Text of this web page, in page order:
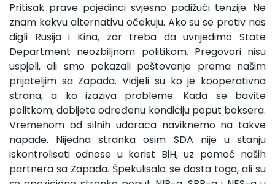
Pritisak prave pojedinci svjesno podižući tenzije. Ne
znam kakvu alternativu očekuju. Ako su se protiv nas
digli Rusija i Kina, zar treba da uvrijedimo State
Department neozbiljnom politikom. Pregovori nisu
uspjeli, ali smo pokazali poštovanje prema našim
prijateljim sa Zapada. Vidjeli su ko je kooperativna
strana, a ko izaziva probleme. Kada se bavite
politkom, dobijete određenu kondiciju poput boksera.
Vremenom od silnih udaraca naviknemo na takve
napade. Nijedna stranka osim SDA nije u stanju
iskontrolisati odnose u korist BiH, uz pomoć naših
partnera sa Zapada. Špekulisalo se dosta toga, ali su